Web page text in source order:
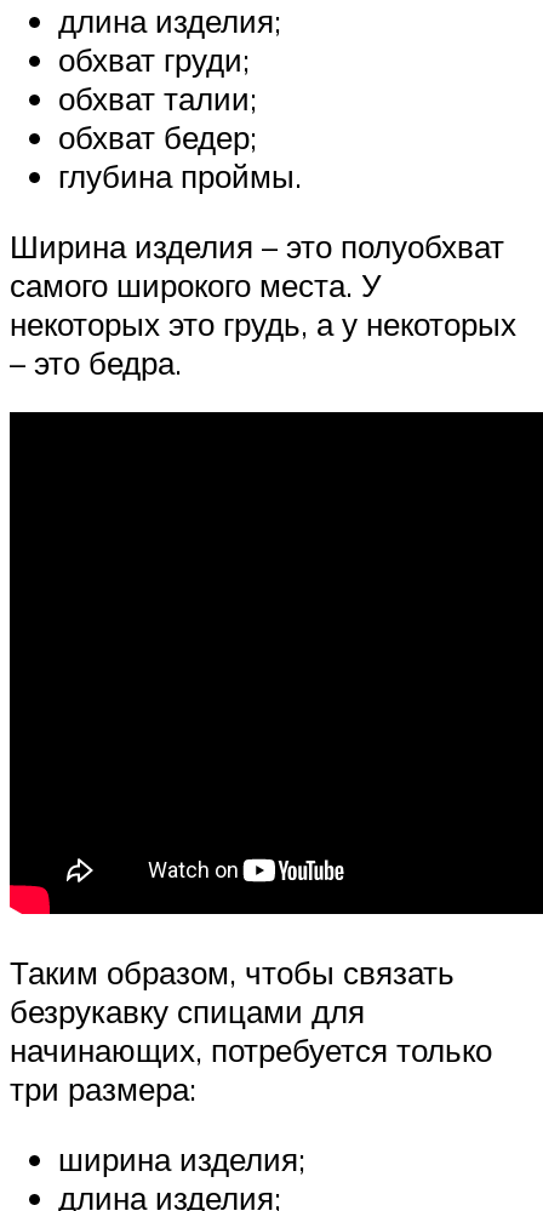
длина изделия;
обхват груди;
обхват талии;
обхват бедер;
глубина проймы.
Ширина изделия – это полуобхват
самого широкого места. У
некоторых это грудь, а у некоторых
– это бедра.
Таким образом, чтобы связать
безрукавку спицами для
начинающих, потребуется только
три размера:
ширина изделия;
длина изделия;